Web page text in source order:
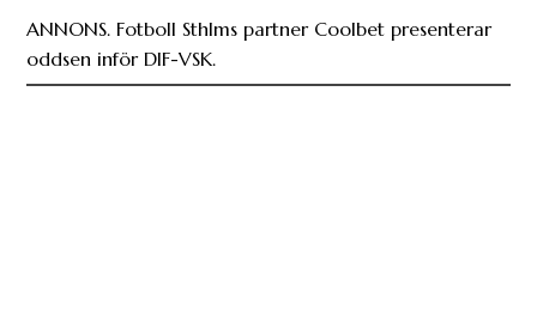
ANNONS. Fotboll Sthlms partner Coolbet presenterar
oddsen inför DIF-VSK.